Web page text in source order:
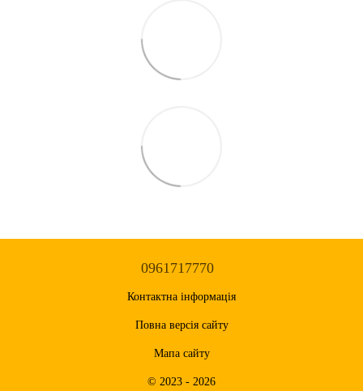
0961717770
Контактна інформація
Повна версія сайту
Мапа сайту
© 2023 - 2026